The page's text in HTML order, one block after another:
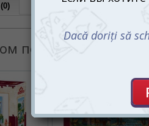
покупают: